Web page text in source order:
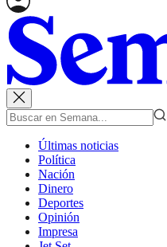
Últimas noticias
Política
Nación
Dinero
Deportes
Opinión
Impresa